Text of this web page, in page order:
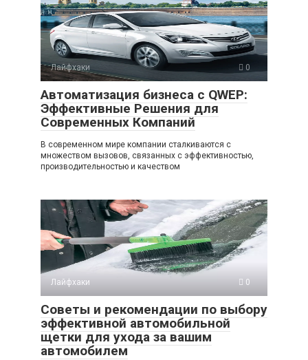
Лайфхаки 0
Автоматизация бизнеса с QWEP:
Эффективные Решения для
Современных Компаний
В современном мире компании сталкиваются с
множеством вызовов, связанных с эффективностью,
производительностью и качеством
Лайфхаки 0
Советы и рекомендации по выбору
эффективной автомобильной
щетки для ухода за вашим
автомобилем